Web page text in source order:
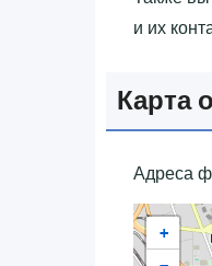
и их
Карта
Адреса
+